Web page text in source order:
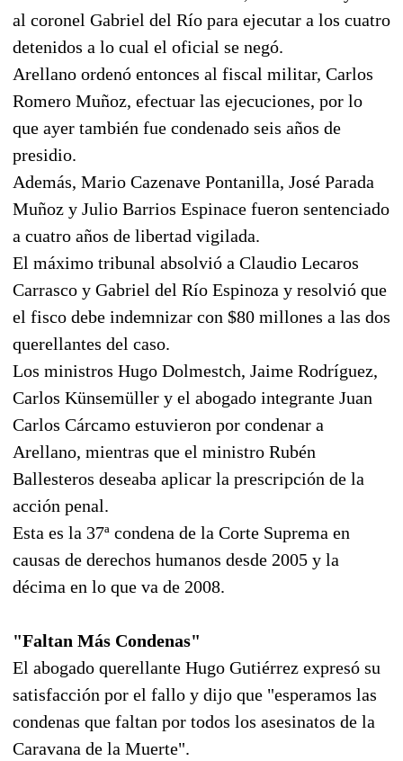
al coronel Gabriel del Río para ejecutar a los cuatro
detenidos a lo cual el oficial se negó.
Arellano ordenó entonces al fiscal militar, Carlos
Romero Muñoz, efectuar las ejecuciones, por lo
que ayer también fue condenado seis años de
presidio.
Además, Mario Cazenave Pontanilla, José Parada
Muñoz y Julio Barrios Espinace fueron sentenciado
a cuatro años de libertad vigilada.
El máximo tribunal absolvió a Claudio Lecaros
Carrasco y Gabriel del Río Espinoza y resolvió que
el fisco debe indemnizar con $80 millones a las dos
querellantes del caso.
Los ministros Hugo Dolmestch, Jaime Rodríguez,
Carlos Künsemüller y el abogado integrante Juan
Carlos Cárcamo estuvieron por condenar a
Arellano, mientras que el ministro Rubén
Ballesteros deseaba aplicar la prescripción de la
acción penal.
Esta es la 37ª condena de la Corte Suprema en
causas de derechos humanos desde 2005 y la
décima en lo que va de 2008.
"Faltan Más Condenas"
El abogado querellante Hugo Gutiérrez expresó su
satisfacción por el fallo y dijo que "esperamos las
condenas que faltan por todos los asesinatos de la
Caravana de la Muerte".